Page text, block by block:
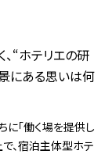
、“ホテリエの研
にある思いは何
に「働く場を提供し
、宿泊主体型ホテ